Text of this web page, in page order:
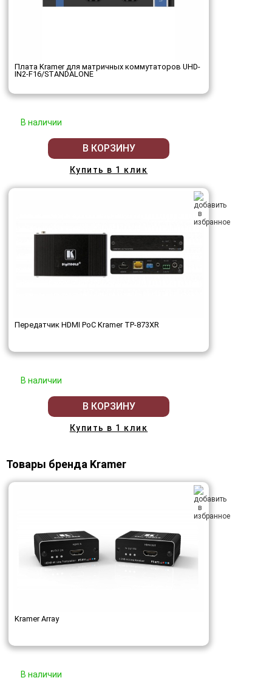
Плата Kramer для матричных коммутаторов UHD-
IN2-F16/STANDALONE
В наличии
В КОРЗИНУ
Купить в 1 клик
Передатчик HDMI PoC Kramer TP-873XR
В наличии
В КОРЗИНУ
Купить в 1 клик
Товары бренда Kramer
Kramer Array
В наличии